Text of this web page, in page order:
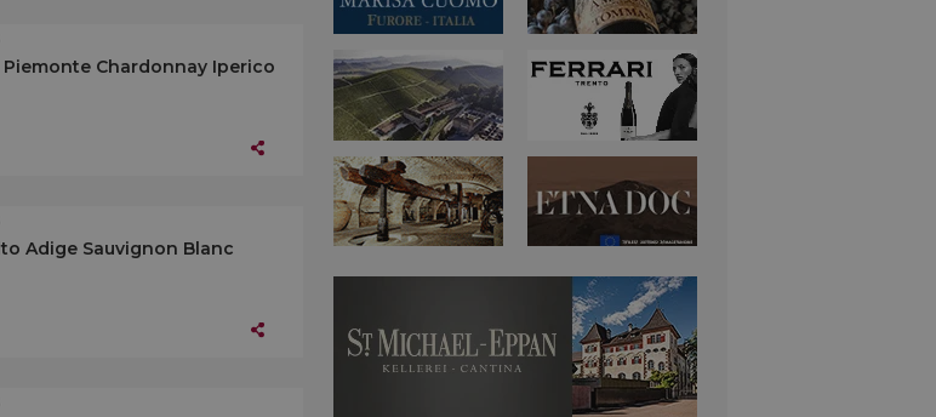
Piemonte Chardonnay Iperico
Adige Sauvignon Blanc